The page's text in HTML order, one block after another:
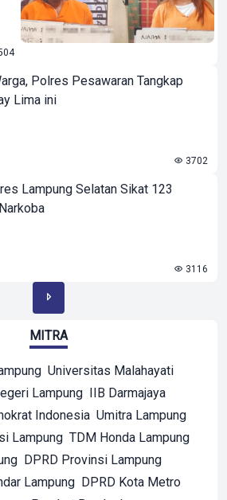
Polres Pesawaran Tangkap
Lima ini
3702
Lampung Selatan Sikat 123
3116
MITRA
Universitas Malahayati
Lampung IIB Darmajaya
Indonesia Umitra Lampung
Lampung TDM Honda Lampung
DPRD Provinsi Lampung
Lampung DPRD Kota Metro